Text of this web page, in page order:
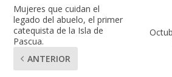
Mujeres que cuidan el
legado del abuelo, el primer
catequista de la Isla de
Pascua.
ANTERIOR